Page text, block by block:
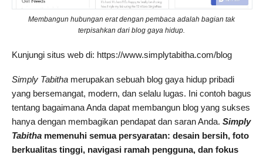
Membangun hubungan erat dengan pembaca adalah bagian tak
terpisahkan dari blog gaya hidup.
Kunjungi situs web di: https://www.simplytabitha.com/blog
Simply Tabitha merupakan sebuah blog gaya hidup pribadi
yang bersemangat, modern, dan selalu lugas. Ini contoh bagus
tentang bagaimana Anda dapat membangun blog yang sukses
hanya dengan membagikan pendapat dan saran Anda. Simply
Tabitha memenuhi semua persyaratan: desain bersih, foto
berkualitas tinggi, navigasi ramah pengguna, dan fokus